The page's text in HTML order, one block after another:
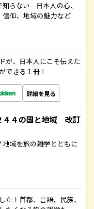
知らない 日本人の心、
信仰、地域の魅力など
が、日本人にこそ伝えた
できる１冊！
詳細を見る
４の国と地域 改訂
地域を旅の雑学とともに
！首都、言語、民族、